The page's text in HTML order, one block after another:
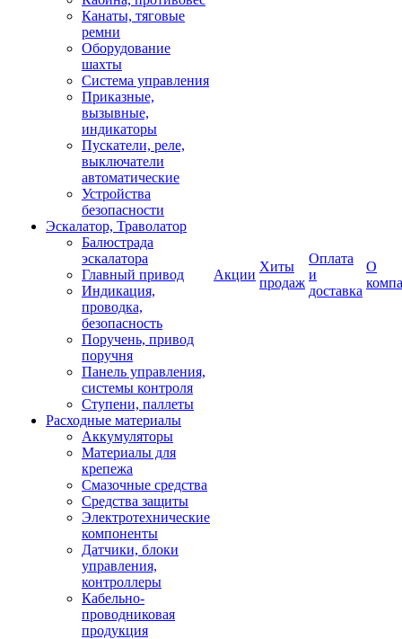
Канаты, тяговые
ремни
Оборудование
шахты
Система управления
Приказные,
вызывные,
индикаторы
Пускатели, реле,
выключатели
автоматические
Устройства
безопасности
Эскалатор, Траволатор
Балюстрада
эскалатора
Главный привод
Индикация,
проводка,
безопасность
Поручень, привод
поручня
Панель управления,
системы контроля
Ступени, паллеты
Расходные материалы
Аккумуляторы
Материалы для
крепежа
Смазочные средства
Средства защиты
Электротехнические
компоненты
Датчики, блоки
управления,
контроллеры
Кабельно-
проводниковая
продукция
Акции
Хиты
продаж
Оплата
и
доставка
О